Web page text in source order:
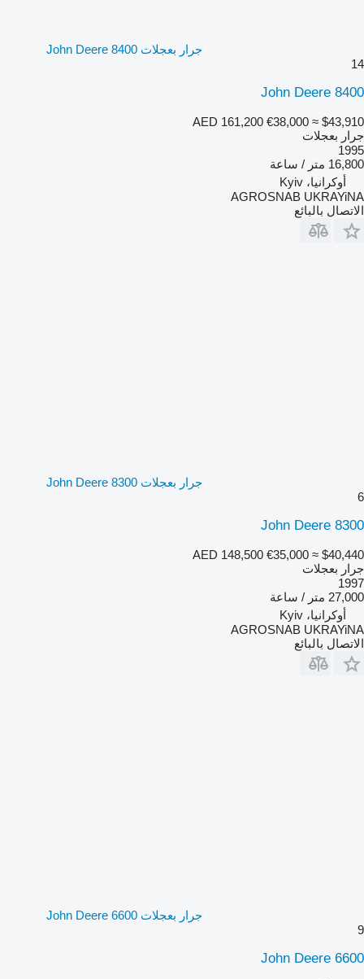
جرار بعجلات John Deere 8400
14
John Deere 8400
AED 161,200 €38,000 ≈ $43,910
جرار بعجلات
1995
16,800 متر / ساعة
أوكرانيا، Kyiv
AGROSNAB UKRAYiNA
الاتصال بالبائع
جرار بعجلات John Deere 8300
6
John Deere 8300
AED 148,500 €35,000 ≈ $40,440
جرار بعجلات
1997
27,000 متر / ساعة
أوكرانيا، Kyiv
AGROSNAB UKRAYiNA
الاتصال بالبائع
جرار بعجلات John Deere 6600
9
John Deere 6600